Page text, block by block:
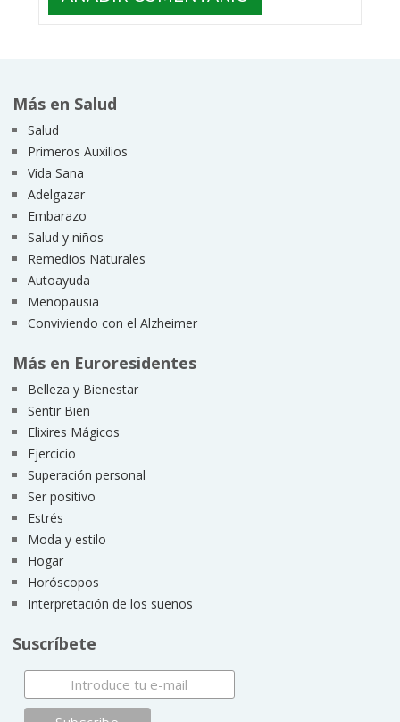
Más en Salud
Salud
Primeros Auxilios
Vida Sana
Adelgazar
Embarazo
Salud y niños
Remedios Naturales
Autoayuda
Menopausia
Conviviendo con el Alzheimer
Más en Euroresidentes
Belleza y Bienestar
Sentir Bien
Elixires Mágicos
Ejercicio
Superación personal
Ser positivo
Estrés
Moda y estilo
Hogar
Horóscopos
Interpretación de los sueños
Suscríbete